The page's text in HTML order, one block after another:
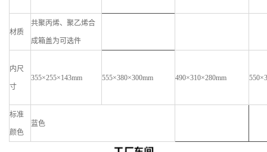
材质
共聚丙烯、聚乙烯合
成箱盖为可选件
内尺
寸
355×255×143mm 555×380×300mm 490×310×280mm 550×
标准
颜色
蓝色